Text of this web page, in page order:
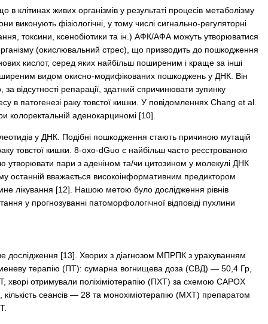
клітинах живих організмів у результаті процесів метаболізму
фізіологічні, у тому числі сигнально-­регуляторні
токсини, ксенобіотики та ін.) АФК/АФА можуть утворюватися
(окислювальний стрес), що призводить до пошкодження
кислот, серед яких найбільш поширеним і краще за інші
видом окисно-модифікованих пошкоджень у ДНК. Він
відсутності репарації, здатний спричинювати зупинку
в патогенезі раку товстої кишки. У повідомленнях Chang et al.
колоректальній аденокарциномі [10].
у ДНК. Подібні пошкодження стають причиною мутацій
товстої кишки. 8-oxo-dGuo є найбільш часто реєстрованою
утворювати пари з аденіном та/чи цитозином у молекулі ДНК
останній вважається високоінформативним предиктором
лікування [12]. Нашою метою було дослідження рівнів
у прогнозуванні патоморфологічної відповіді пухлини
дослідження [13]. Хворих з діагнозом МПРПК з урахуванням
терапію (ПТ): сумарна вогнищева доза (СВД) — 50,4 Гр,
отримували поліхіміотерапію (ПХТ) за схемою CAPOX
сеансів — 28 та монохіміотерапію (МХТ) препаратом